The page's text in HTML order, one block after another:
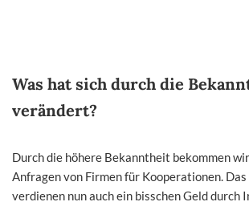
Was hat sich durch die
verändert?
Durch die höhere Bekanntheit bekommen
Anfragen von Firmen für Kooperationen.
verdienen nun auch ein bisschen Geld durch